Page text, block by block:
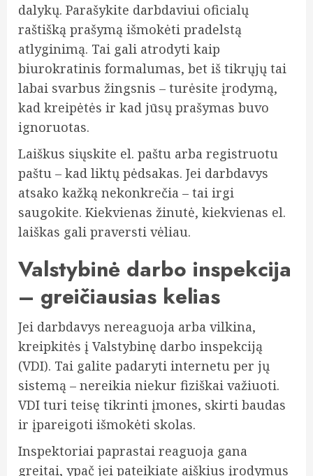
dalykų. Parašykite darbdaviui oficialų
raštišką prašymą išmokėti pradelstą
atlyginimą. Tai gali atrodyti kaip
biurokratinis formalumas, bet iš tikrųjų tai
labai svarbus žingsnis – turėsite įrodymą,
kad kreipėtės ir kad jūsų prašymas buvo
ignoruotas.
Laiškus siųskite el. paštu arba registruotu
paštu – kad liktų pėdsakas. Jei darbdavys
atsako kažką nekonkrečia – tai irgi
saugokite. Kiekvienas žinutė, kiekvienas el.
laiškas gali praversti vėliau.
Valstybinė darbo inspekcija
– greičiausias kelias
Jei darbdavys nereaguoja arba vilkina,
kreipkitės į Valstybinę darbo inspekciją
(VDI). Tai galite padaryti internetu per jų
sistemą – nereikia niekur fiziškai važiuoti.
VDI turi teisę tikrinti įmones, skirti baudas
ir įpareigoti išmokėti skolas.
Inspektoriai paprastai reaguoja gana
greitai, ypač jei pateikiate aiškius įrodymus